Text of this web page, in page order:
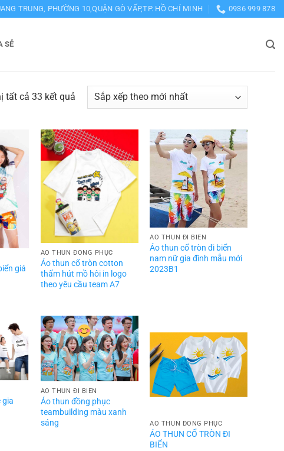
TRUNG, PHƯỜNG 10,QUẬN GÒ VẤP,TP. HỒ CHÍ MINH 0936 999 878
SẺ
tất cả 33 kết quảĐã
sắp
theo
mới
nhất
giá
ÁO THUN ĐỒNG PHỤC
Áo thun cổ tròn cotton
thấm hút mồ hôi in logo
theo yêu cầu team A7
ÁO THUN ĐI BIỂN
Áo thun cổ tròn đi biển
nam nữ gia đình mẫu mới
2023B1
gia
ÁO THUN ĐI BIỂN
Áo thun đồng phục
teambuilding màu xanh
sáng
ÁO THUN ĐỒNG PHỤC
ÁO THUN CỔ TRÒN ĐI
BIỂN